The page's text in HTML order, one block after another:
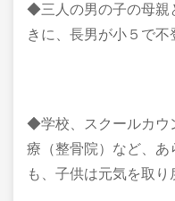
◆三人の男の子の母親
きに、長男が小５で不
◆学校、スクールカウ
療（整骨院）など、あ
も、子供は元気を取り